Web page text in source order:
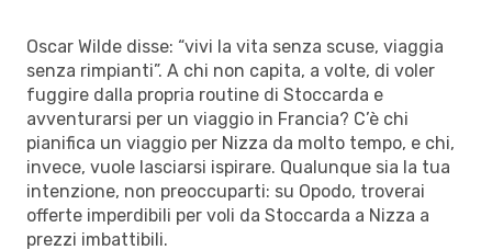
Oscar Wilde disse: “vivi la vita senza scuse, viaggia
senza rimpianti”. A chi non capita, a volte, di voler
fuggire dalla propria routine di Stoccarda e
avventurarsi per un viaggio in Francia? C’è chi
pianifica un viaggio per Nizza da molto tempo, e chi,
invece, vuole lasciarsi ispirare. Qualunque sia la tua
intenzione, non preoccuparti: su Opodo, troverai
offerte imperdibili per voli da Stoccarda a Nizza a
prezzi imbattibili.